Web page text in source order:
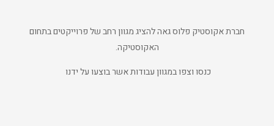
חברת אקוסטיק פלוס גאה להציג מגוון רחב של פרוייקטים בתחום
האקוסטיקה.
כנסו וצפו במגוון עבודות אשר בוצעו על ידנו